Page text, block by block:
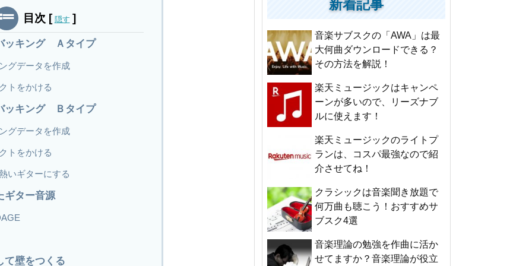
目次 [ 隠す ]
ッキング Ａタイプ
グデータを作成
トをかける
ッキング Ｂタイプ
グデータを作成
トをかける
いギターにする
ギター音源
て壁をつくる
新着記事
音楽サブスクの「AWA」は最
大何曲ダウンロードできる？
その方法を解説！
楽天ミュージックはキャンペ
ーンが多いので、リーズナブ
ルに使えます！
楽天ミュージックのライトプ
ランは、コスパ最強なので紹
介させてね！
クラシックは音楽聞き放題で
何万曲も聴こう！おすすめサ
ブスク4選
音楽理論の勉強を作曲に活か
せてますか？音楽理論が役立